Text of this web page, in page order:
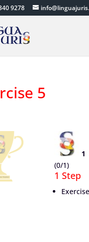
9278
5
1
(0/1)
1 Step